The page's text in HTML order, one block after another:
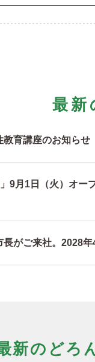
最新
育講座のお知らせ
9月1日（火）オ
がご来社。2028
新のどろ